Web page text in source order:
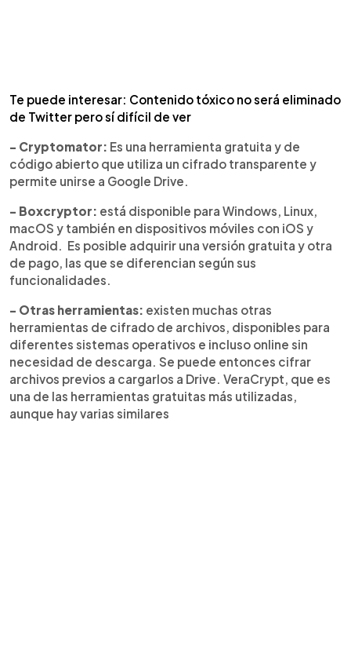
Te puede interesar: Contenido tóxico no será eliminado
de Twitter pero sí difícil de ver
- Cryptomator: Es una herramienta gratuita y de
código abierto que utiliza un cifrado transparente y
permite unirse a Google Drive.
- Boxcryptor: está disponible para Windows, Linux,
macOS y también en dispositivos móviles con iOS y
Android. Es posible adquirir una versión gratuita y otra
de pago, las que se diferencian según sus
funcionalidades.
- Otras herramientas: existen muchas otras
herramientas de cifrado de archivos, disponibles para
diferentes sistemas operativos e incluso online sin
necesidad de descarga. Se puede entonces cifrar
archivos previos a cargarlos a Drive. VeraCrypt, que es
una de las herramientas gratuitas más utilizadas,
aunque hay varias similares